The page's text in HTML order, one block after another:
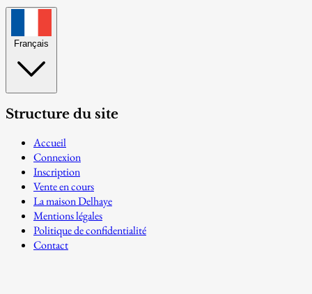
Français
Structure du site
Accueil
Connexion
Inscription
Vente en cours
La maison Delhaye
Mentions légales
Politique de confidentialité
Contact